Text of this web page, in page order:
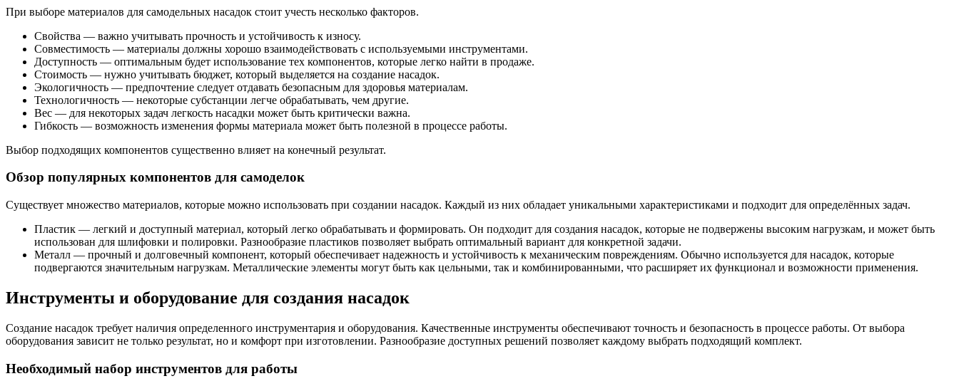
При выборе материалов для самодельных насадок стоит учесть несколько факторов.
Свойства — важно учитывать прочность и устойчивость к износу.
Совместимость — материалы должны хорошо взаимодействовать с используемыми инструментами.
Доступность — оптимальным будет использование тех компонентов, которые легко найти в продаже.
Стоимость — нужно учитывать бюджет, который выделяется на создание насадок.
Экологичность — предпочтение следует отдавать безопасным для здоровья материалам.
Технологичность — некоторые субстанции легче обрабатывать, чем другие.
Вес — для некоторых задач легкость насадки может быть критически важна.
Гибкость — возможность изменения формы материала может быть полезной в процессе работы.
Выбор подходящих компонентов существенно влияет на конечный результат.
Обзор популярных компонентов для самоделок
Существует множество материалов, которые можно использовать при создании насадок. Каждый из них обладает уникальными характеристиками и подходит для определённых задач.
Пластик — легкий и доступный материал, который легко обрабатывать и формировать. Он подходит для создания насадок, которые не подвержены высоким нагрузкам, и может быть
использован для шлифовки и полировки. Разнообразие пластиков позволяет выбрать оптимальный вариант для конкретной задачи.
Металл — прочный и долговечный компонент, который обеспечивает надежность и устойчивость к механическим повреждениям. Обычно используется для насадок, которые
подвергаются значительным нагрузкам. Металлические элементы могут быть как цельными, так и комбинированными, что расширяет их функционал и возможности применения.
Инструменты и оборудование для создания насадок
Создание насадок требует наличия определенного инструментария и оборудования. Качественные инструменты обеспечивают точность и безопасность в процессе работы. От выбора
оборудования зависит не только результат, но и комфорт при изготовлении. Разнообразие доступных решений позволяет каждому выбрать подходящий комплект.
Необходимый набор инструментов для работы